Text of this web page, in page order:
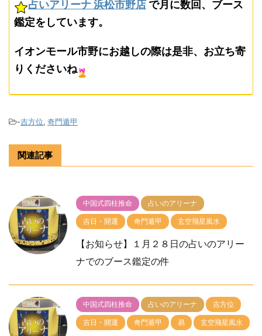
占いアリーナ 浜松市野店 で月に数回、ブース
鑑定をしています。
イオンモール市野にお越しの際は是非、お立ち寄
りくださいね
-吉方位, 奇門遁甲
関連記事
中国式四柱推命 占いのアリーナ
吉日・開運 奇門遁甲 玄空飛星風水
【お知らせ】１月２８日の占いのアリー
ナでのブース鑑定の件
中国式四柱推命 占いのアリーナ 吉方位
吉日・開運 奇門遁甲 易 玄空飛星風水